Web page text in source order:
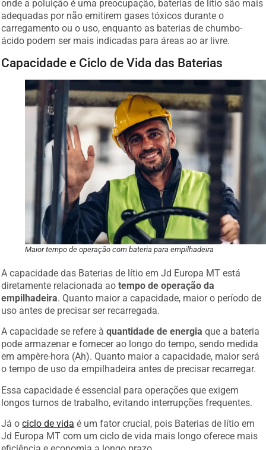
adequadas por não emitirem gases tóxicos durante o
carregamento ou o uso, enquanto as baterias de chumbo-
ácido podem ser mais indicadas para áreas ao ar livre.
Capacidade e Ciclo de Vida das Baterias
Maior tempo de operação com bateria para empilhadeira
A capacidade das Baterias de lítio em Jd Europa MT está
diretamente relacionada aotempo de operação da
empilhadeira. Quanto maior a capacidade, maior o período de
uso antes de precisar ser recarregada.
A capacidade se refere à
quantidade de energia
que a bateria
pode armazenar e fornecer ao longo do tempo, sendo medida
em ampère-hora (Ah). Quanto maior a capacidade, maior será
o tempo de uso da empilhadeira antes de precisar recarregar.
Essa capacidade é essencial para operações que exigem
longos turnos de trabalho, evitando interrupções frequentes.
Já o
ciclo de vida
é um fator crucial, pois Baterias de lítio em
Jd Europa MT com um ciclo de vida mais longo oferece mais
eficiência e economia a longo prazo.